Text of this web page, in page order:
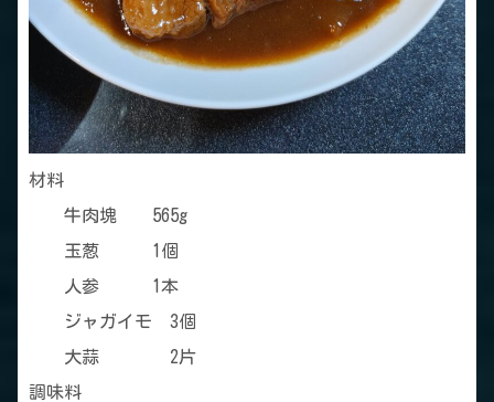
材料
牛肉塊 565g
玉葱 1個
人参 1本
ジャガイモ 3個
大蒜 2片
調味料